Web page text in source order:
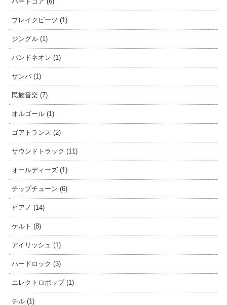
ブレイクビーツ (1)
ジングル (1)
バンドネオン (1)
サンバ (1)
民族音楽 (7)
オルゴール (1)
ゴアトランス (2)
サウンドトラック (11)
オールディーズ (1)
チップチューン (6)
ピアノ (14)
ケルト (8)
アイリッシュ (1)
ハードロック (3)
エレクトロポップ (1)
チル (1)